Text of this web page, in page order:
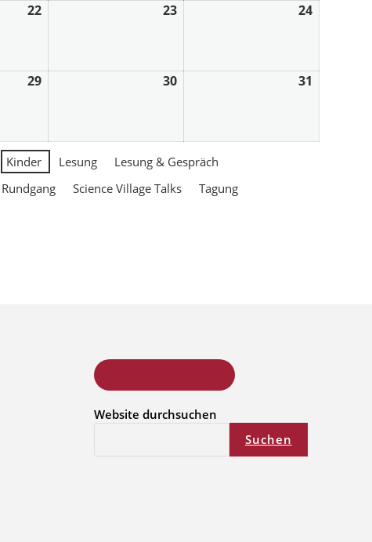
22 23 24
29 30 31
Kinder Lesung
Lesung & Gespräch
Rundgang Science Village Talks
Tagung
Website durchsuchen
Suchen